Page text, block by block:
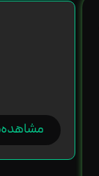
مشاهده